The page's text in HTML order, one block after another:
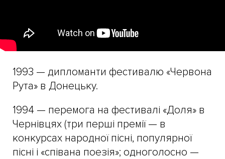
1993 — дипломанти фестивалю «Червона
Рута» в Донецьку.
1994 — перемога на фестивалі «Доля» в
Чернівцях (три перші премії — в
конкурсах народної пісні, популярної
пісні і «співана поезія»; одноголосно —